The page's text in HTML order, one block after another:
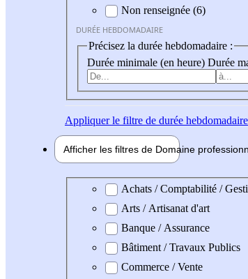
Non renseignée (6)
DURÉE HEBDOMADAIRE
Précisez la durée hebdomadaire :
Durée minimale (en heure) Durée
Appliquerle filtre de durée hebdomadaire
Afficher les filtres de Domaine pro
Domaine professionel
Achats / Comptabilité /
Arts / Artisanat d'art
Banque / Assurance
Bâtiment / Travaux Publics
Commerce / Vente